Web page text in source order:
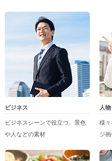
ビジネス
ビジネスシーンで役立つ、景色
や人などの素材
人物
様
ジ